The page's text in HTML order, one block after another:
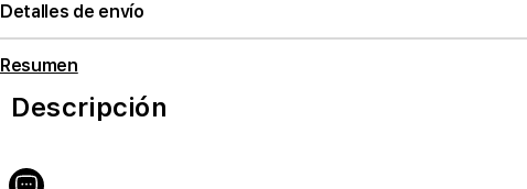
Detalles de envío
Resumen
Descripción